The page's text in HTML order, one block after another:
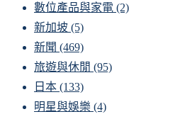
數位產品與家電 (2)
新加坡 (5)
新聞 (469)
旅遊與休閒 (95)
日本 (133)
明星與娛樂 (4)